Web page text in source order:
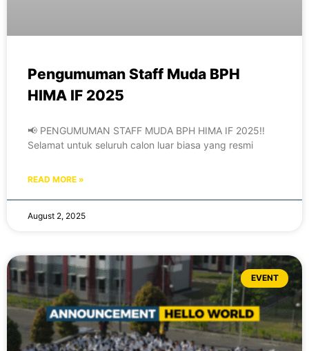
Pengumuman Staff Muda BPH
HIMA IF 2025
📢 PENGUMUMAN STAFF MUDA BPH HIMA IF 2025‼️
Selamat untuk seluruh calon luar biasa yang resmi
READ MORE »
August 2, 2025
EVENT